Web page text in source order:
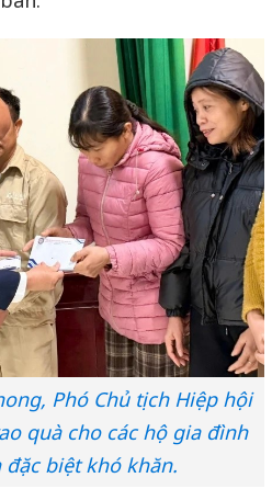
Phó Chủ tịch Hiệp hội
quà cho các hộ gia đình
đặc biệt khó khăn.